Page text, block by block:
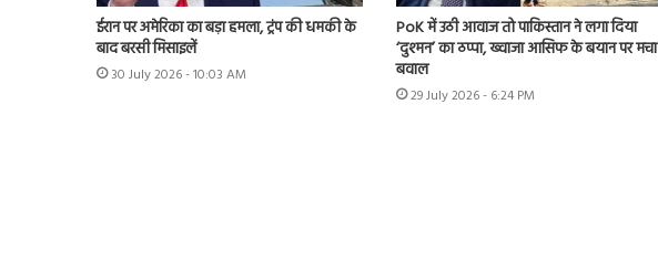
ईरान पर अमेरिका का बड़ा हमला, ट्रंप की धमकी के
बाद बरसी मिसाइलें
30 July 2026 - 10:03 AM
PoK में उठी आवाज तो पाकिस्तान ने लगा दिया
‘दुश्मन’ का ठप्पा, ख्वाजा आसिफ के बयान पर मचा
बवाल
29 July 2026 - 6:24 PM